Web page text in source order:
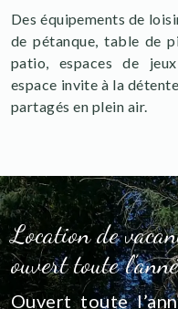
Des équipements de
de pétanque, table de
patio, espaces de
espace invite à la
partagés en plein air.
Location de
ouvert toute
Ouvert toute